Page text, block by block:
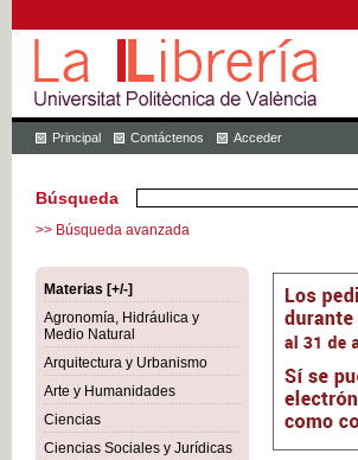
Principal Contáctenos Acceder
Búsqueda
>> Búsqueda avanzada
Materias [+/-]
Agronomía, Hidráulica y
Medio Natural
Arquitectura y Urbanismo
Arte y Humanidades
Ciencias
Ciencias Sociales y Jurídicas